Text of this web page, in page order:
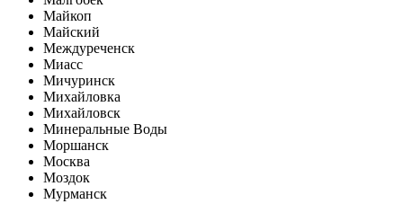
Майкоп
Майский
Междуреченск
Миасс
Мичуринск
Михайловка
Михайловск
Минеральные Воды
Моршанск
Москва
Моздок
Мурманск